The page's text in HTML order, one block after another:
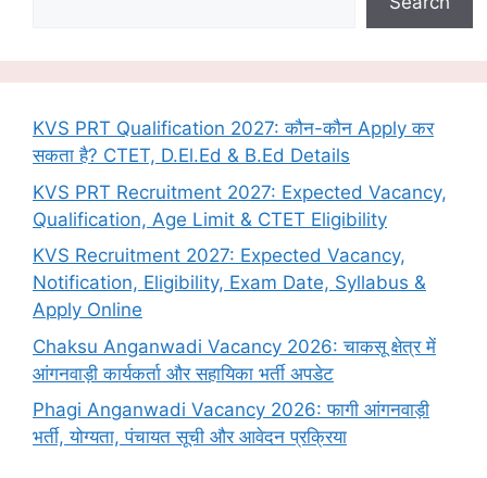
KVS PRT Qualification 2027: कौन-कौन Apply कर
सकता है? CTET, D.El.Ed & B.Ed Details
KVS PRT Recruitment 2027: Expected Vacancy,
Qualification, Age Limit & CTET Eligibility
KVS Recruitment 2027: Expected Vacancy,
Notification, Eligibility, Exam Date, Syllabus &
Apply Online
Chaksu Anganwadi Vacancy 2026: चाकसू क्षेत्र में
आंगनवाड़ी कार्यकर्ता और सहायिका भर्ती अपडेट
Phagi Anganwadi Vacancy 2026: फागी आंगनवाड़ी
भर्ती, योग्यता, पंचायत सूची और आवेदन प्रक्रिया